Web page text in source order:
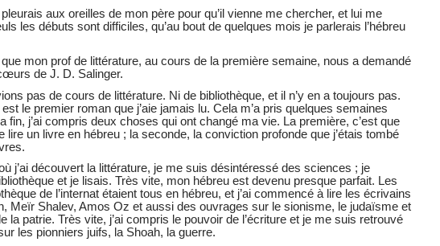
aux oreilles de mon père pour qu’il vienne me chercher, et lui me
les débuts sont difficiles, qu’au bout de quelques mois je parlerais l’hébreu
mon prof de littérature, au cours de la première semaine, nous a demandé
de J. D. Salinger.
pas de cours de littérature. Ni de bibliothèque, et il n’y en a toujours pas.
le premier roman que j’aie jamais lu. Cela m’a pris quelques semaines
fin, j’ai compris deux choses qui ont changé ma vie. La première, c’est que
lire un livre en hébreu ; la seconde, la conviction profonde que j’étais tombé
j’ai découvert la littérature, je me suis désintéressé des sciences ; je
et je lisais. Très vite, mon hébreu est devenu presque parfait. Les
de l’internat étaient tous en hébreu, et j’ai commencé à lire les écrivains
Meïr Shalev, Amos Oz et aussi des ouvrages sur le sionisme, le judaïsme et
la patrie. Très vite, j’ai compris le pouvoir de l’écriture et je me suis retrouvé
les pionniers juifs, la Shoah, la guerre.